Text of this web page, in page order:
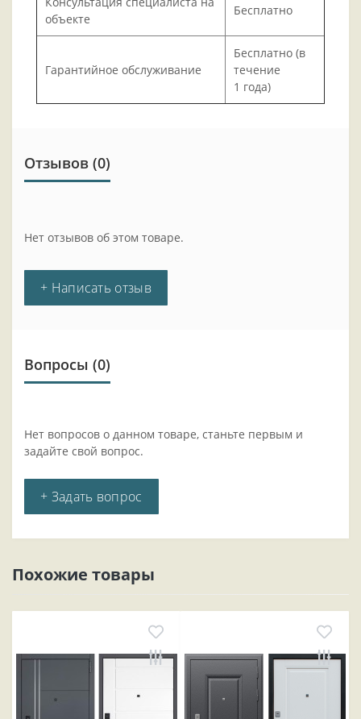
объекте
Бесплатно
Гарантийное обслуживание
Бесплатно (в
течение
1 года)
Отзывов (0)
Нет отзывов об этом товаре.
+ Написать отзыв
Вопросы (0)
Нет вопросов о данном товаре, станьте первым и
задайте свой вопрос.
+ Задать вопрос
Похожие товары